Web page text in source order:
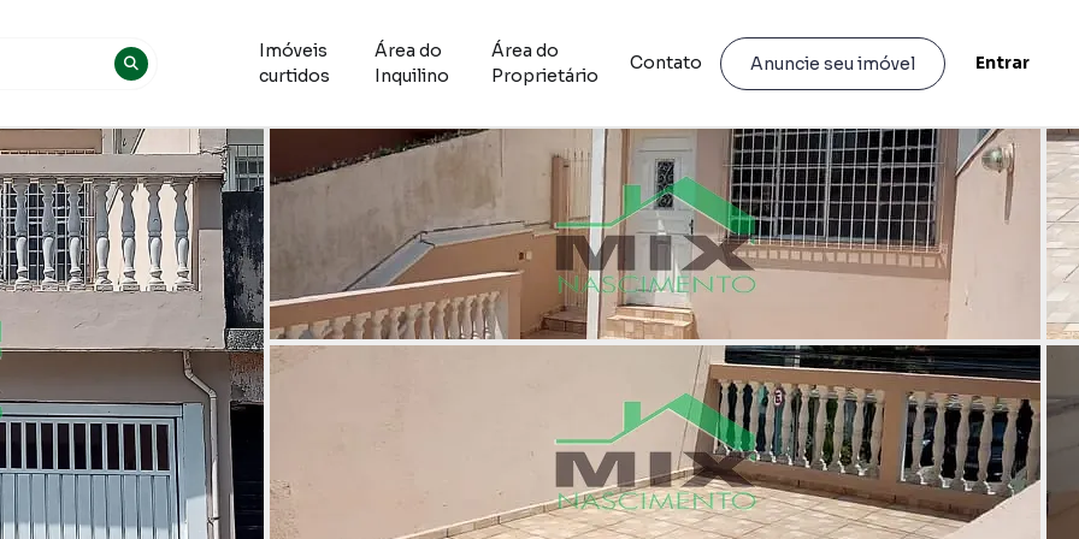
Imóveis
curtidos
Área do
Inquilino
Área do
Proprietário
Contato Anuncie seu imóvel Entrar